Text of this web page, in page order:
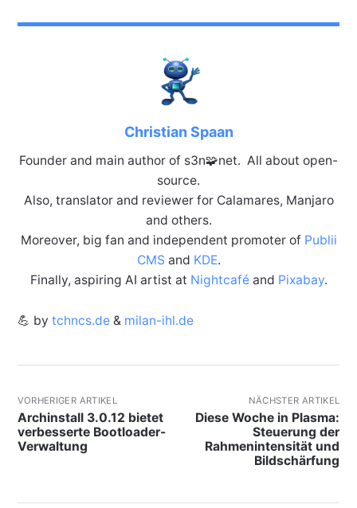
Christian Spaan
Founder and main author of s3n🧩net. All about open-
source.
Also, translator and reviewer for Calamares, Manjaro
and others.
Moreover, big fan and independent promoter of Publii
CMS and KDE.
Finally, aspiring AI artist at Nightcaféand Pixabay.
💪 by tchncs.de& milan-ihl.de
VORHERIGER ARTIKEL
Archinstall 3.0.12 bietet
verbesserte Bootloader-
Verwaltung
NÄCHSTER ARTIKEL
Diese Woche in Plasma:
Steuerung der
Rahmenintensität und
Bildschärfung